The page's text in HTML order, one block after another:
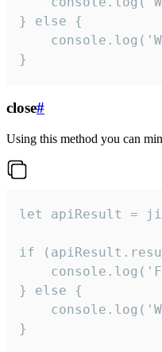
} else {
}
close#
Using this method you can
let apiResult =
if
} else {
}